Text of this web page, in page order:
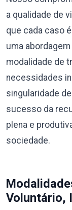
a qualidade de
que cada caso
uma
modalidade de
necessidades
singularidade
sucesso da
plena e
sociedade.
Voluntário,